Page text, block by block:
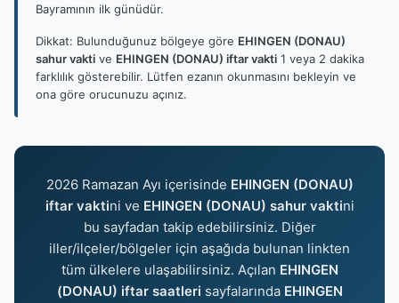
Bayramının ilk günüdür.
Dikkat: Bulunduğunuz bölgeye göre EHINGEN (DONAU)
sahur vakti ve EHINGEN (DONAU) iftar vakti 1 veya 2 dakika
farklılık gösterebilir. Lütfen ezanın okunmasını bekleyin ve
ona göre orucunuzu açınız.
2026 Ramazan Ayı içerisinde EHINGEN (DONAU)
iftar vaktini ve EHINGEN (DONAU) sahur vaktini
bu sayfadan takip edebilirsiniz. Diğer
iller/ilçeler/bölgeler için aşağıda bulunan linkten
tüm ülkelere ulaşabilirsiniz. Açılan EHINGEN
(DONAU) iftar saatleri sayfalarında EHINGEN